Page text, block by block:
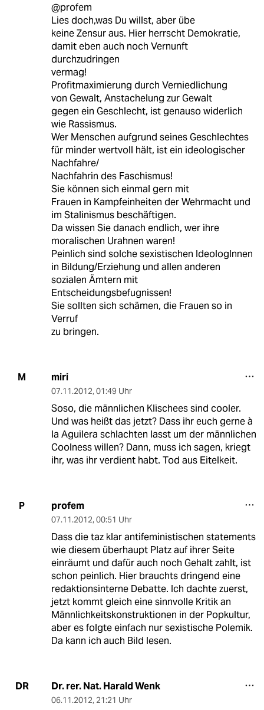
@profem
Lies doch,was Du willst, aber übe
keine Zensur aus. Hier herrscht Demokratie,
damit eben auch noch Vernunft
durchzudringen
vermag!
Profitmaximierung durch Verniedlichung
von Gewalt, Anstachelung zur Gewalt
gegen ein Geschlecht, ist genauso widerlich
wie Rassismus.
Wer Menschen aufgrund seines Geschlechtes
für minder wertvoll hält, ist ein ideologischer
Nachfahre/
Nachfahrin des Faschismus!
Sie können sich einmal gern mit
Frauen in Kampfeinheiten der Wehrmacht und
im Stalinismus beschäftigen.
Da wissen Sie danach endlich, wer ihre
moralischen Urahnen waren!
Peinlich sind solche sexistischen IdeologInnen
in Bildung/Erziehung und allen anderen
sozialen Ämtern mit
Entscheidungsbefugnissen!
Sie sollten sich schämen, die Frauen so in
Verruf
zu bringen.
M miri
07.11.2012, 01:49 Uhr
Soso, die männlichen Klischees sind cooler.
Und was heißt das jetzt? Dass ihr euch gerne à
la Aguilera schlachten lasst um der männlichen
Coolness willen? Dann, muss ich sagen, kriegt
ihr, was ihr verdient habt. Tod aus Eitelkeit.
P profem
07.11.2012, 00:51 Uhr
Dass die taz klar antifeministischen statements
wie diesem überhaupt Platz auf ihrer Seite
einräumt und dafür auch noch Gehalt zahlt, ist
schon peinlich. Hier brauchts dringend eine
redaktionsinterne Debatte. Ich dachte zuerst,
jetzt kommt gleich eine sinnvolle Kritik an
Männlichkeitskonstruktionen in der Popkultur,
aber es folgte einfach nur sexistische Polemik.
Da kann ich auch Bild lesen.
DR Dr. rer. Nat. Harald Wenk
06.11.2012, 21:21 Uhr